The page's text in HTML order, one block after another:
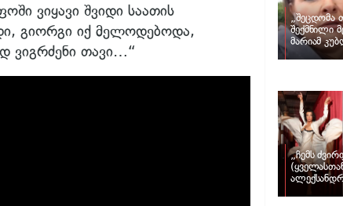
ვიყავი შვიდი საათის
გიორგი იქ მელოდებოდა,
ვიგრძენი თავი…“
„შეცდომა
შექმნილი
მარიამ
საქმეზე
„ჩემს